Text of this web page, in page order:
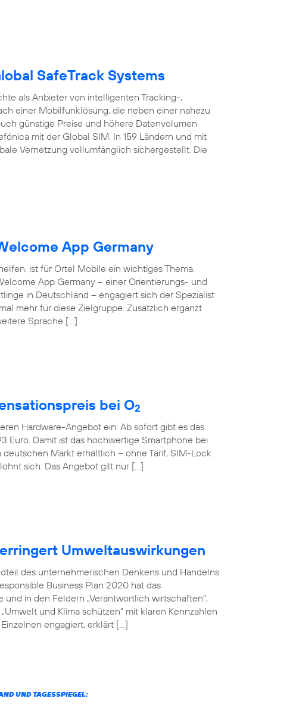
SafeTrack Systems
als Anbieter von intelligenten Tracking-,
einer Mobilfunklösung, die neben einer nahezu
günstige Preise und höhere Datenvolumen
mit der Global SIM. In 159 Ländern und mit
Vernetzung vollumfänglich sichergestellt. Die
App Germany
ist für Ortel Mobile ein wichtiges Thema.
App Germany – einer Orientierungs- und
in Deutschland – engagiert sich der Spezialist
mehr für diese Zielgruppe. Zusätzlich ergänzt
Sprache […]
bei O2
Hardware-Angebot ein: Ab sofort gibt es das
Euro. Damit ist das hochwertige Smartphone bei
Markt erhältlich – ohne Tarif, SIM-Lock
sich: Das Angebot gilt nur […]
Umweltauswirkungen
des unternehmerischen Denkens und Handelns
Business Plan 2020 hat das
in den Feldern „Verantwortlich wirtschaften“,
und Klima schützen“ mit klaren Kennzahlen
engagiert, erklärt […]
UND TAGESSPIEGEL: